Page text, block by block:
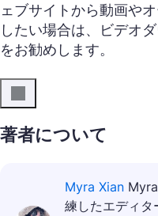
ェブサイトから動画や
したい場合は、ビデオ
をお勧めします。
著者について
Myra Xian
練したエディタ